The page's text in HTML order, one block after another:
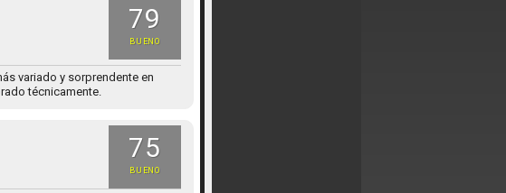
79
BUENO
variado y sorprendente en
técnicamente.
75
BUENO